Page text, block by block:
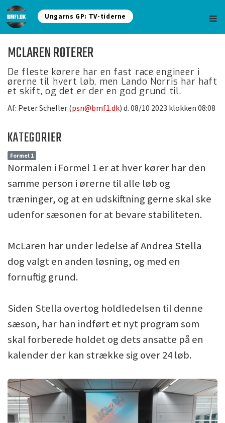
Ungarns GP: TV-tiderne
MCLAREN ROTERER
De fleste kørere har en fast race engineer i
ørerne til hvert løb, men Lando Norris har haft
et skift, og det er der en god grund til.
Af: Peter Scheller (psn@bmf1.dk) d. 08/10 2023 klokken 08:08
KATEGORIER
Formel 1
Normalen i Formel 1 er at hver kører har den
samme person i ørerne til alle løb og
træninger, og at en udskiftning gerne skal ske
udenfor sæsonen for at bevare stabiliteten.
McLaren har under ledelse af Andrea Stella
dog valgt en anden løsning, og med en
fornuftig grund.
Siden Stella overtog holdledelsen til denne
sæson, har han indført et nyt program som
skal forberede holdet og dets ansatte på en
kalender der kan strække sig over 24 løb.